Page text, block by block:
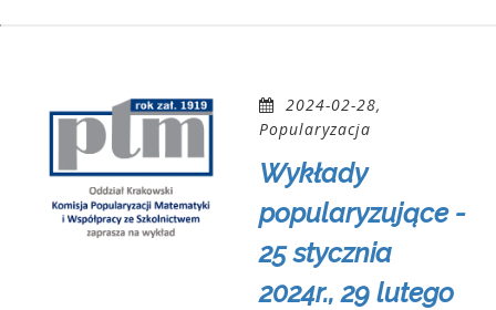
2024-02-28,
Popularyzacja
Wykłady
popularyzujące -
25 stycznia
2024r., 29 lutego